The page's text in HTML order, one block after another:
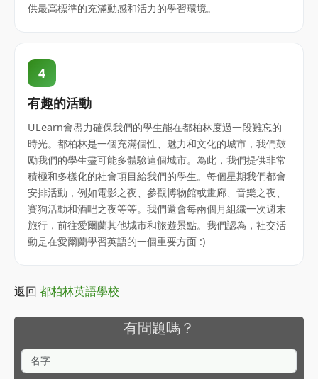
供最高標準的充滿動感和活力的學習環境。
4
有趣的活動
ULearn會盡力確保我們的學生能在都柏林度過一段難忘的
時光。都柏林是一個充滿個性、魅力和文化的城市，我們鼓
勵我們的學生盡可能多體驗這個城市。為此，我們提供非常
積極和多樣化的社會項目給我們的學生。每個星期我們都會
安排活動，例如電影之夜、參觀博物館或畫廊、音樂之夜、
賽狗活動和酒吧之夜等等。我們還會每兩個月組織一次週末
旅行，前往愛爾蘭其他城市和旅遊景點。我們認為，社交活
動是在愛爾蘭學習英語的一個重要方面 :)
返回 都柏林英語學校
有問題嗎？
名字